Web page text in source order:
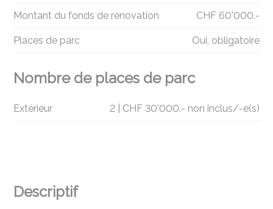
Descriptif
Montant du fonds de rénovation CHF 60'000.-
Places de parc Oui, obligatoire
Nombre de places de parc
Extérieur 2 | CHF 30'000.- non inclus/-e(s)